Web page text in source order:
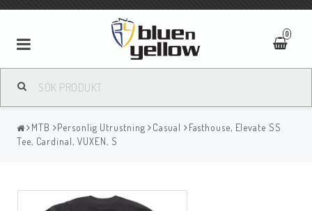
0
MTB Personlig Utrustning Casual
Fasthouse, Elevate SS
Tee, Cardinal, VUXEN, S